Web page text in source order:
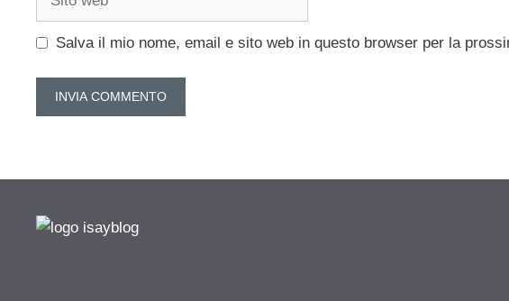
Salva il mio nome, email e sito web in questo browser per la